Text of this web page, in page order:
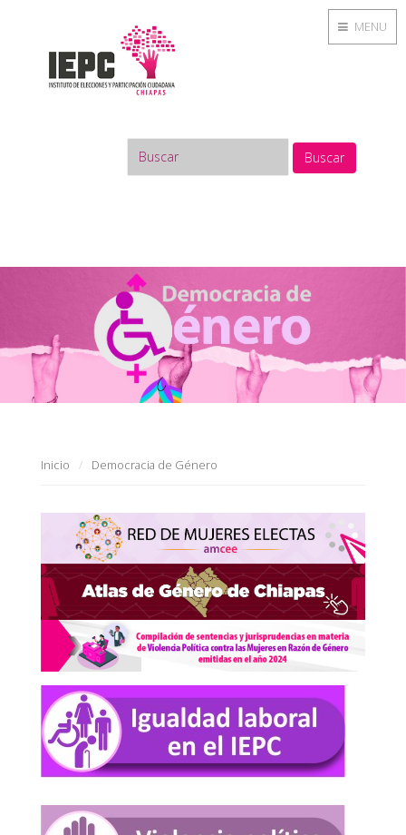
Buscar
Inicio Democracia de Género
MENU